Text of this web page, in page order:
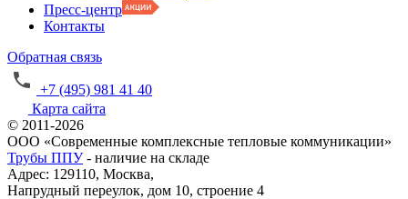
Пресс-центр
Контакты
Обратная связь
+7 (495) 981 41 40
Карта сайта
© 2011-2026
ООО «Современные комплексные тепловые коммуникации»
Трубы ППУ- наличие на складе
Адрес: 129110, Москва,
Напрудный переулок, дом 10, строение 4